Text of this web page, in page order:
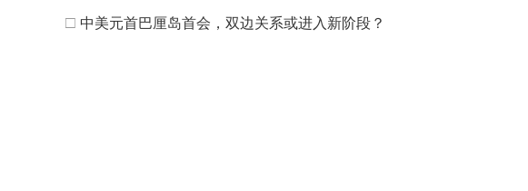
□ 中美元首巴厘岛首会，双边关系或进入新阶段？